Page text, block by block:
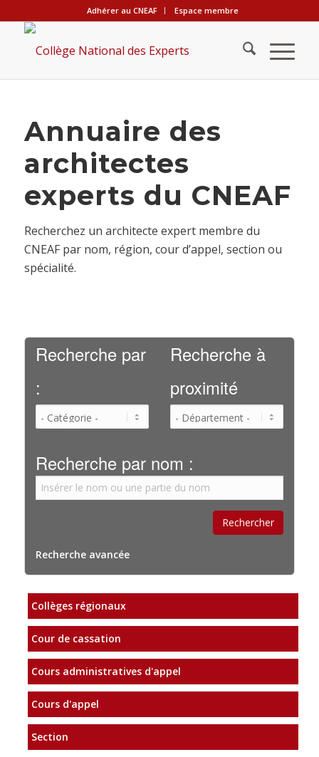
Adhérer au CNEAF Espace membre
Annuaire des
architectes
experts du CNEAF
Recherchez un architecte expert membre du
CNEAF par nom, région, cour d’appel, section ou
spécialité.
Recherche par
:
Recherche à
proximité
Recherche par nom :
Recherche avancée
Collèges régionaux
Cour de cassation
Cours administratives d'appel
Cours d'appel
Section